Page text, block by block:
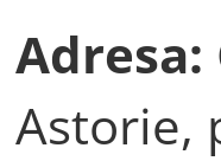
Adresa:
Astorie,